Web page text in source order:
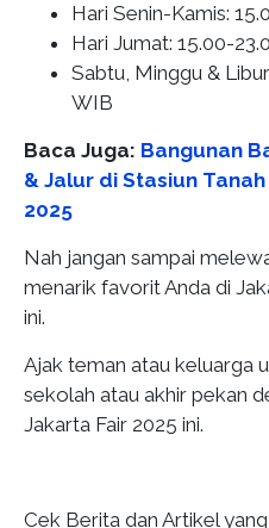
Hari Senin-Kamis:
Hari Jumat: 15.00-
Sabtu, Minggu &
WIB
Baca Juga: Bangunan
& Jalur di Stasiun
2025
Nah jangan sampai
menarik favorit Anda di
ini.
Ajak teman atau keluarga
sekolah atau akhir pekan
Jakarta Fair 2025 ini.
Cek Berita dan Artikel